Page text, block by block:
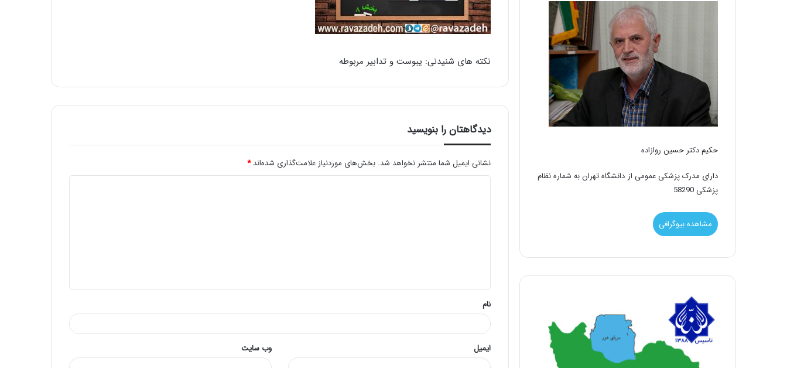
نکته های شنیدنی: یبوست و تدابیر مربوطه
دیدگاهتان را بنویسید
نشانی ایمیل شما منتشر نخواهد شد. بخش‌های موردنیاز علامت‌گذاری شده‌اند*
*
نام
ایمیل وب‌ سایت
حکیم دکتر حسین روازاده
دارای مدرک پزشکی عمومی از دانشگاه تهران به شماره نظام
پزشکی 58290
مشاهده بیوگرافی